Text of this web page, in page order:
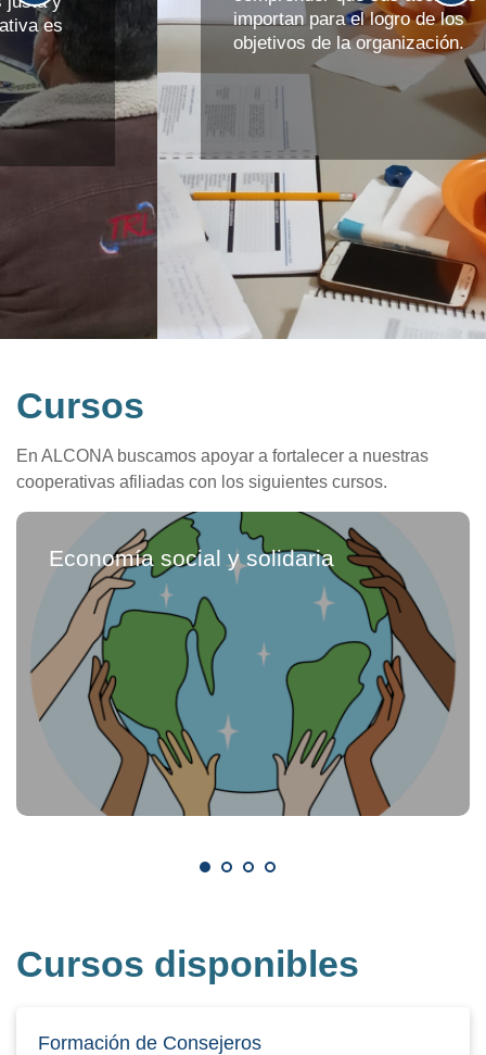
importan para el logro de los
objetivos de la organización.
Cursos
En ALCONA buscamos apoyar a fortalecer a nuestras
cooperativas afiliadas con los siguientes cursos.
Economía social y solidaria
Cursos disponibles
Formación de Consejeros